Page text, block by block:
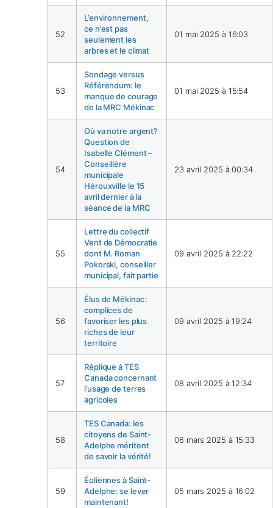
52
L’environnement,
ce n’est pas
seulement les
arbres et le climat
01 mai 2025 à 16:03
53
Sondage versus
Référendum: le
manque de courage
de la MRC Mékinac
01 mai 2025 à 15:54
54
Où va notre argent?
Question de
Isabelle Clément –
Conseillère
municipale
Hérouxville le 15
avril dernier à la
séance de la MRC
23 avril 2025 à 00:34
55
Lettre du collectif
Vent de Démocratie
dont M. Roman
Pokorski, conseiller
municipal, fait partie
09 avril 2025 à 22:22
56
Élus de Mékinac :
complices de
favoriser les plus
riches de leur
territoire
09 avril 2025 à 19:24
57
Réplique à TES
Canada concernant
l’usage de terres
agricoles
08 avril 2025 à 12:34
58
TES Canada: les
citoyens de Saint-
Adelphe méritent
de savoir la vérité!
06 mars 2025 à 15:33
59
Éoliennes à Saint-
Adelphe: se lever
maintenant!
05 mars 2025 à 16:02